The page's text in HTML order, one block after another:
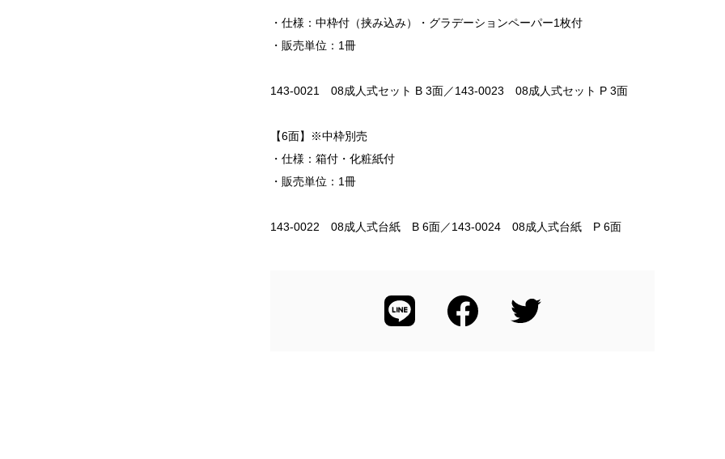
・仕様：中枠付（挟み込み）・グラデーションペーパー1枚付
・販売単位：1冊
143-0021 08成人式セット B 3面／143-0023 08成人式セット P 3面
【6面】※中枠別売
・仕様：箱付・化粧紙付
・販売単位：1冊
143-0022 08成人式台紙 B 6面／143-0024 08成人式台紙 P 6面